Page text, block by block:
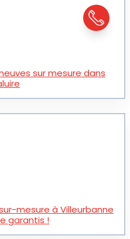
sur mesure dans
mesure à Villeurbanne
garantis !